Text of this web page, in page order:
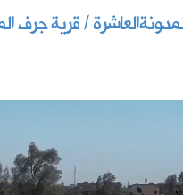
/ قرية جرف